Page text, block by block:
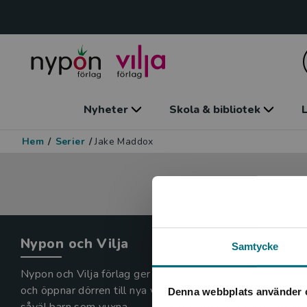
Samtycke
Denna webbplats använder
Nyheter Skola & bibliotek
Hem / Serier / Jake Maddox
Nypon och Vilja
Nypon och Vilja förlag ger ut böcker som väcker läslust
och öppnar dörren till nya världar och möjligheter för